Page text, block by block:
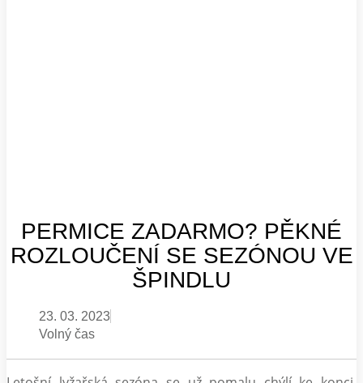
PERMICE ZADARMO? PĚKNÉ
ROZLOUČENÍ SE SEZÓNOU VE
ŠPINDLU
23. 03. 2023
Volný čas